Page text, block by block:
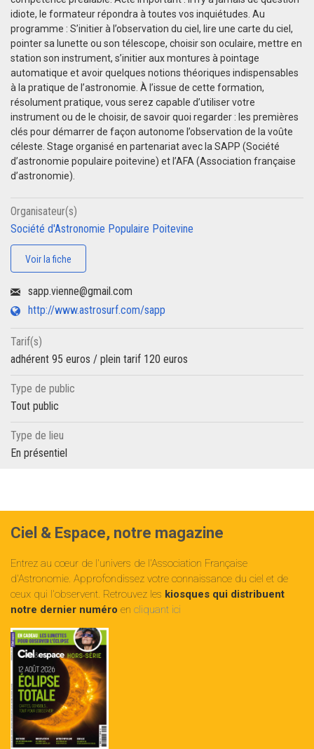
idiote, le formateur répondra à toutes vos inquiétudes. Au
programme : S’initier à l’observation du ciel, lire une carte du ciel,
pointer sa lunette ou son télescope, choisir son oculaire, mettre en
station son instrument, s’initier aux montures à pointage
automatique et avoir quelques notions théoriques indispensables
à la pratique de l’astronomie. À l’issue de cette formation,
résolument pratique, vous serez capable d’utiliser votre
instrument ou de le choisir, de savoir quoi regarder : les premières
clés pour démarrer de façon autonome l’observation de la voûte
céleste. Stage organisé en partenariat avec la SAPP (Société
d’astronomie populaire poitevine) et l’AFA (Association française
d’astronomie).
Organisateur(s)
Société d'Astronomie Populaire Poitevine
Voir la fiche
sapp.vienne@gmail.com
http://www.astrosurf.com/sapp
Tarif(s)
adhérent 95 euros / plein tarif 120 euros
Type de public
Tout public
Type de lieu
En présentiel
Ciel & Espace, notre magazine
Entrez au cœur de l'univers de l'Association Française
d'Astronomie. Approfondissez votre connaissance du ciel et de
ceux qui l'observent. Retrouvez les kiosques qui distribuent
notre dernier numéro en cliquant ici